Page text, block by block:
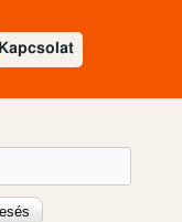
Kapcsolat